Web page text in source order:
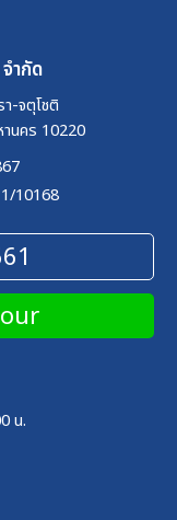
ำกัด
-จตุโชติ
นคร 10220
10168
น.